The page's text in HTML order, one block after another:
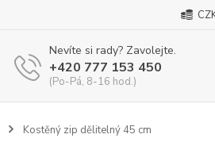
Nevíte si rady? Zavolejte.
+420 777 153 450
(Po-Pá, 8-16 hod.)
Kostěný zip dělitelný 45 cm